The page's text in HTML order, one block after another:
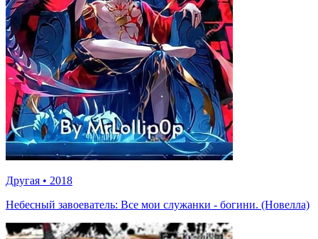
Другая • 2018
Небесный завоеватель: Все мои служанки - богини. (Новелла)